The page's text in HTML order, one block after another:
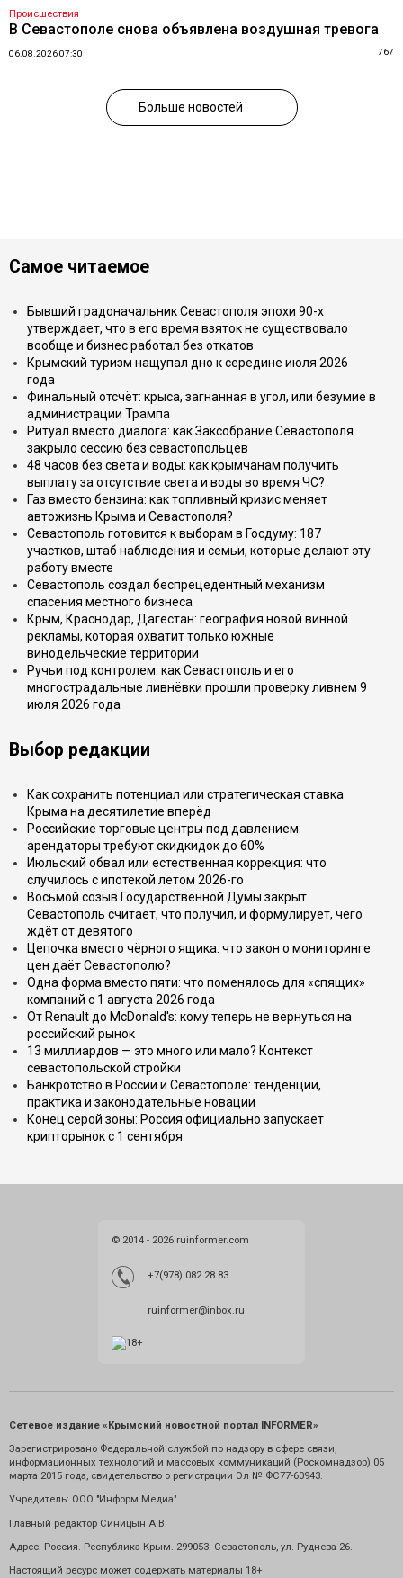
Происшествия
В Севастополе снова объявлена воздушная тревога
06.08.2026 07:30 767
Больше новостей
Самое читаемое
Бывший градоначальник Севастополя эпохи 90-х
утверждает, что в его время взяток не существовало
вообще и бизнес работал без откатов
Крымский туризм нащупал дно к середине июля 2026
года
Финальный отсчёт: крыса, загнанная в угол, или безумие в
администрации Трампа
Ритуал вместо диалога: как Заксобрание Севастополя
закрыло сессию без севастопольцев
48 часов без света и воды: как крымчанам получить
выплату за отсутствие света и воды во время ЧС?
Газ вместо бензина: как топливный кризис меняет
автожизнь Крыма и Севастополя?
Севастополь готовится к выборам в Госдуму: 187
участков, штаб наблюдения и семьи, которые делают эту
работу вместе
Севастополь создал беспрецедентный механизм
спасения местного бизнеса
Крым, Краснодар, Дагестан: география новой винной
рекламы, которая охватит только южные
винодельческие территории
Ручьи под контролем: как Севастополь и его
многострадальные ливнёвки прошли проверку ливнем 9
июля 2026 года
Выбор редакции
Как сохранить потенциал или стратегическая ставка
Крыма на десятилетие вперёд
Российские торговые центры под давлением:
арендаторы требуют скидкидок до 60%
Июльский обвал или естественная коррекция: что
случилось с ипотекой летом 2026-го
Восьмой созыв Государственной Думы закрыт.
Севастополь считает, что получил, и формулирует, чего
ждёт от девятого
Цепочка вместо чёрного ящика: что закон о мониторинге
цен даёт Севастополю?
Одна форма вместо пяти: что поменялось для «спящих»
компаний с 1 августа 2026 года
От Renault до McDonald's: кому теперь не вернуться на
российский рынок
13 миллиардов — это много или мало? Контекст
севастопольской стройки
Банкротство в России и Севастополе: тенденции,
практика и законодательные новации
Конец серой зоны: Россия официально запускает
крипторынок с 1 сентября
© 2014 - 2026 ruinformer.com
+7(978) 082 28 83
ruinformer@inbox.ru
Сетевое издание «Крымский новостной портал INFORMER»
Зарегистрировано Федеральной службой по надзору в сфере связи,
информационных технологий и массовых коммуникаций (Роскомнадзор) 05
марта 2015 года, свидетельство о регистрации Эл № ФС77-60943.
Учредитель: ООО "Информ Медиа"
Главный редактор Синицын А.В.
Адрес: Россия. Республика Крым. 299053. Севастополь, ул. Руднева 26.
Настоящий ресурс может содержать материалы 18+